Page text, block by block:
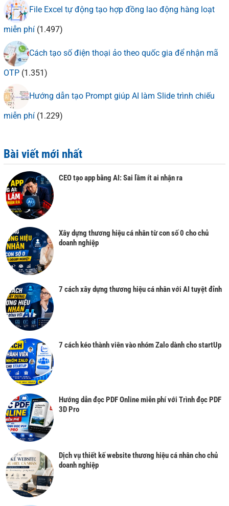
File Excel tự động tạo hợp đồng lao động hàng loạt
miễn phí (1.497)
Cách tạo số điện thoại ảo theo quốc gia để nhận mã
OTP (1.351)
Hướng dẫn tạo Prompt giúp AI làm Slide trình chiếu
miễn phí (1.229)
Bài viết mới nhất
CEO tạo app bằng AI: Sai lầm ít ai nhận ra
Xây dựng thương hiệu cá nhân từ con số 0 cho chủ
doanh nghiệp
7 cách xây dựng thương hiệu cá nhân với AI tuyệt đỉnh
7 cách kéo thành viên vào nhóm Zalo dành cho startUp
Hướng dẫn đọc PDF Online miễn phí với Trình đọc PDF
3D Pro
Dịch vụ thiết kế website thương hiệu cá nhân cho chủ
doanh nghiệp